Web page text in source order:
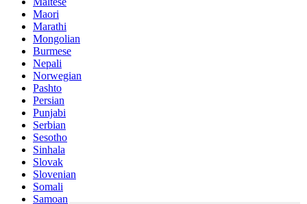
Maori
Marathi
Mongolian
Burmese
Nepali
Norwegian
Pashto
Persian
Punjabi
Serbian
Sesotho
Sinhala
Slovak
Slovenian
Somali
Samoan